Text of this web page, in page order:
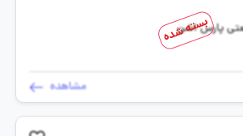
پارس اشن
مشاهده
بسته شده